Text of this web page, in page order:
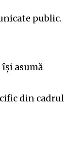
public.
asumă
din cadrul